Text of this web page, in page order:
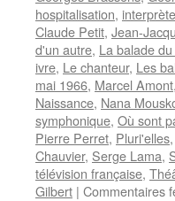
hospitalisation, interprète
Claude Petit, Jean-
d'un autre, La balade
ivre, Le chanteur, Les
mai 1966, Marcel Amont,
Naissance, Nana
symphonique, Où sont
Pierre Perret, Pluri'elles,
Chauvier, Serge Lama,
télévision française,
Gilbert | Commentaires